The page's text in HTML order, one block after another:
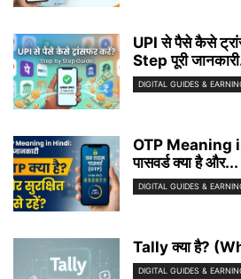
UPI से पैसे कैसे
Step पूरी
DIGITAL GUIDES &
OTP Meaning
पासवर्ड क्या है और...
DIGITAL GUIDES &
Tally क्या है?
DIGITAL GUIDES &